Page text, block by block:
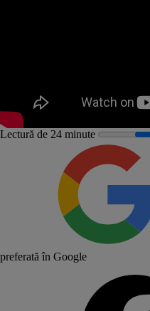
Locaţiunea este contractul prin
asigure celeilalte părţi, numite
anumită perioadă, în schimbul
Codul Civil).
Pentru detalii, avem secțiunea V a
Articolul 1.804. Obligaţia
Locatarul (chiriașul) este
de către locator
raport cu natura şi
doresc să îl cumpere sau
îl ia în locaţiune, fără însă
stânjenire nejustificată a
Articolul 1.825.
determinată. Dacă
Lectură de 24 minute
preferată în Google